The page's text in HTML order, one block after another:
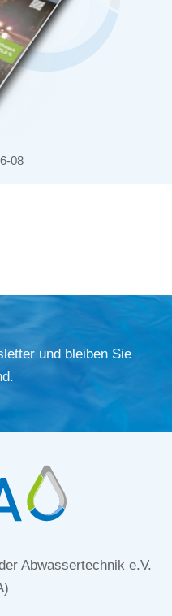
08
und bleiben Sie
Abwassertechnik e.V.